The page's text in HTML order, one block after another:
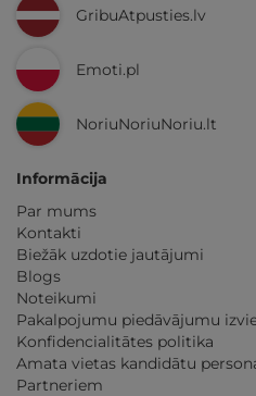
GribuAtpusties.lv
Emoti.pl
NoriuNoriuNoriu.lt
Informācija
Par mums
Kontakti
Biežāk uzdotie jautājumi
Blogs
Noteikumi
Pakalpojumu piedāvājumu
Konfidencialitātes politika
Amata vietas kandidātu
Partneriem